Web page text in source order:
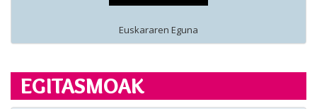
Euskararen Eguna
EGITASMOAK